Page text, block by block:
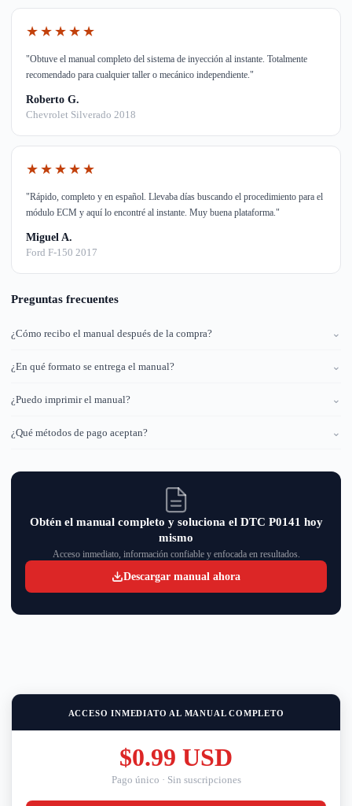
★★★★★
"Obtuve el manual completo del sistema de inyección al instante. Totalmente
recomendado para cualquier taller o mecánico independiente."
Roberto G.
Chevrolet Silverado 2018
★★★★★
"Rápido, completo y en español. Llevaba días buscando el procedimiento para el
módulo ECM y aquí lo encontré al instante. Muy buena plataforma."
Miguel A.
Ford F-150 2017
Preguntas frecuentes
¿Cómo recibo el manual después de la compra? ⌄
¿En qué formato se entrega el manual? ⌄
¿Puedo imprimir el manual? ⌄
¿Qué métodos de pago aceptan? ⌄
Obtén el manual completo y soluciona el DTC P0141 hoy
mismo
Acceso inmediato, información confiable y enfocada en resultados.
Descargar manual ahora
ACCESO INMEDIATO AL MANUAL COMPLETO
$0.99 USD
Pago único · Sin suscripciones